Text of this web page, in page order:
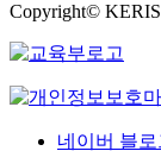
Copyright©
네이버 블로